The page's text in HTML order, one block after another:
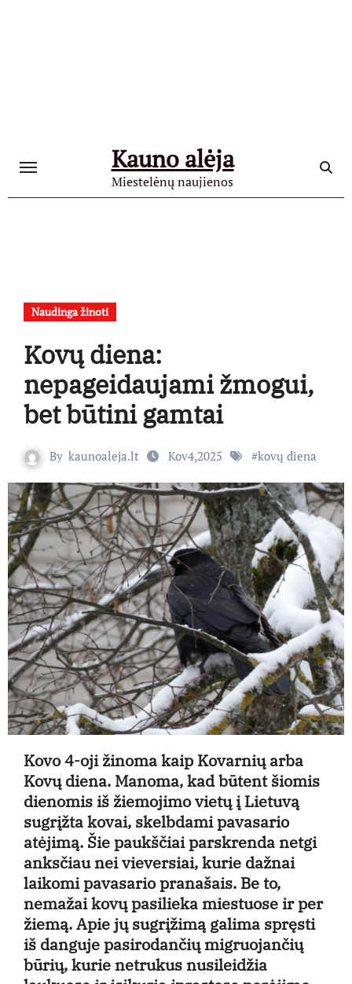
Kauno alėja
Miestelėnų naujienos
Naudinga žinoti
Kovų diena:
nepageidaujami žmogui,
bet būtini gamtai
By kaunoaleja.lt Kov4,2025 #kovų diena
Kovo 4-oji žinoma kaip Kovarnių arba
Kovų diena. Manoma, kad būtent šiomis
dienomis iš žiemojimo vietų į Lietuvą
sugrįžta kovai, skelbdami pavasario
atėjimą. Šie paukščiai parskrenda netgi
anksčiau nei vieversiai, kurie dažnai
laikomi pavasario pranašais. Be to,
nemažai kovų pasilieka miestuose ir per
žiemą. Apie jų sugrįžimą galima spręsti
iš danguje pasirodančių migruojančių
būrių, kurie netrukus nusileidžia